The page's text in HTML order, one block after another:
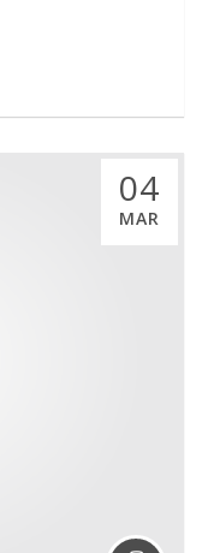
04
MAR